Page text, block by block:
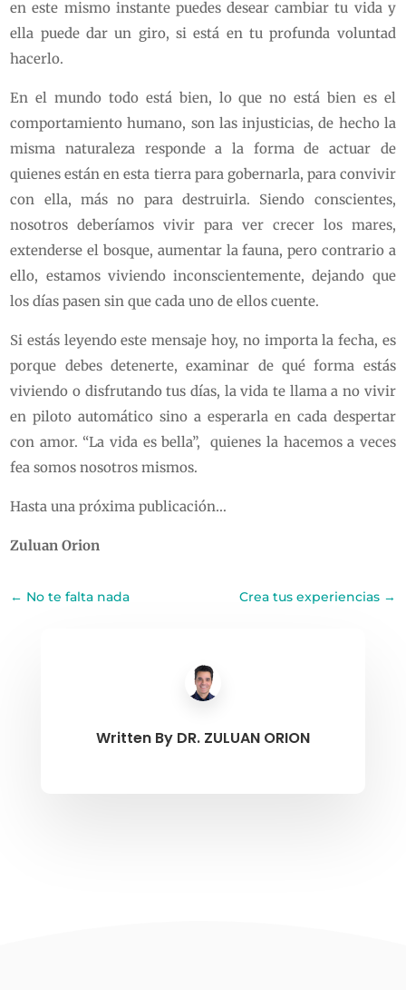
en este mismo instante puedes desear cambiar tu vida y
ella puede dar un giro, si está en tu profunda voluntad
hacerlo.
En el mundo todo está bien, lo que no está bien es el
comportamiento humano, son las injusticias, de hecho la
misma naturaleza responde a la forma de actuar de
quienes están en esta tierra para gobernarla, para convivir
con ella, más no para destruirla. Siendo conscientes,
nosotros deberíamos vivir para ver crecer los mares,
extenderse el bosque, aumentar la fauna, pero contrario a
ello, estamos viviendo inconscientemente, dejando que
los días pasen sin que cada uno de ellos cuente.
Si estás leyendo este mensaje hoy, no importa la fecha, es
porque debes detenerte, examinar de qué forma estás
viviendo o disfrutando tus días, la vida te llama a no vivir
en piloto automático sino a esperarla en cada despertar
con amor. “La vida es bella”, quienes la hacemos a veces
fea somos nosotros mismos.
Hasta una próxima publicación…
Zuluan Orion
← No te falta nada Crea tus experiencias→
Written By DR. ZULUAN ORION